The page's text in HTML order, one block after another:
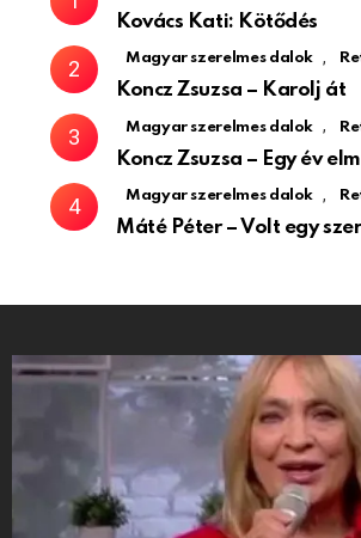
Kovács Kati: Kötődés
Magyar szerelmes dalok ,
Koncz Zsuzsa – Karolj át
Magyar szerelmes dalok ,
Koncz Zsuzsa – Egy év
Magyar szerelmes dalok ,
Máté Péter – Volt egy